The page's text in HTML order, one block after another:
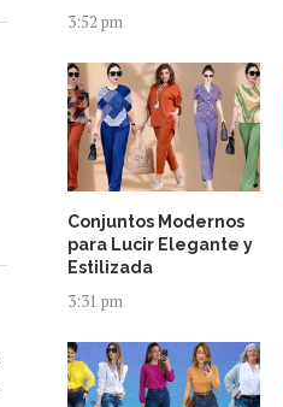
3:52 pm
Conjuntos Modernos
para Lucir Elegante y
Estilizada
3:31 pm